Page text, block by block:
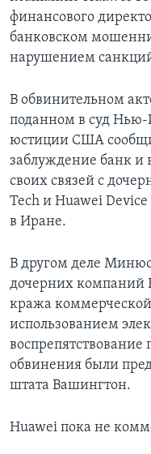
финансового
банковском
нарушением
В обвинительном
поданном в суд
юстиции США
заблуждение банк
своих связей с
Tech и Huawei
в Иране.
В другом деле
дочерних компаний
кража
использованием
обвинения были
штата Вашингтон.
Huawei пока не